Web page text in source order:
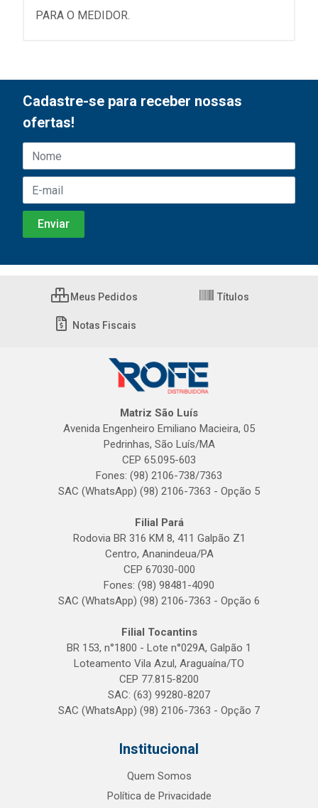
PARA O MEDIDOR.
Cadastre-se para receber nossas
ofertas!
Meus Pedidos Títulos
Notas Fiscais
Matriz São Luís
Avenida Engenheiro Emiliano Macieira, 05
Pedrinhas, São Luís/MA
CEP 65.095-603
Fones: (98) 2106-738/7363
SAC (WhatsApp) (98) 2106-7363 - Opção 5
Filial Pará
Rodovia BR 316 KM 8, 411 Galpão Z1
Centro, Ananindeua/PA
CEP 67030-000
Fones: (98) 98481-4090
SAC (WhatsApp) (98) 2106-7363 - Opção 6
Filial Tocantins
BR 153, n°1800 - Lote n°029A, Galpão 1
Loteamento Vila Azul, Araguaína/TO
CEP 77.815-8200
SAC: (63) 99280-8207
SAC (WhatsApp) (98) 2106-7363 - Opção 7
Institucional
Quem Somos
Política de Privacidade